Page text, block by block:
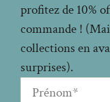
profitez de 10%
commande !
collections en
surprises).